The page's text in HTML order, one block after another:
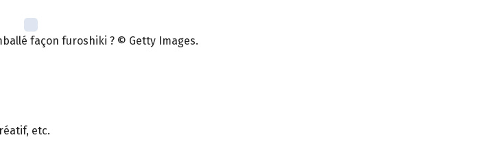
façon furoshiki ? © Getty Images.
etc.